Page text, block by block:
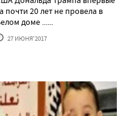
почти 20 лет не провела в
доме ......
27 ИЮНЯ'2017